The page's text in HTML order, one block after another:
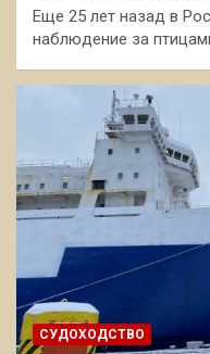
Еще 25 лет назад в
наблюдение за
СУДОХОДСТВО